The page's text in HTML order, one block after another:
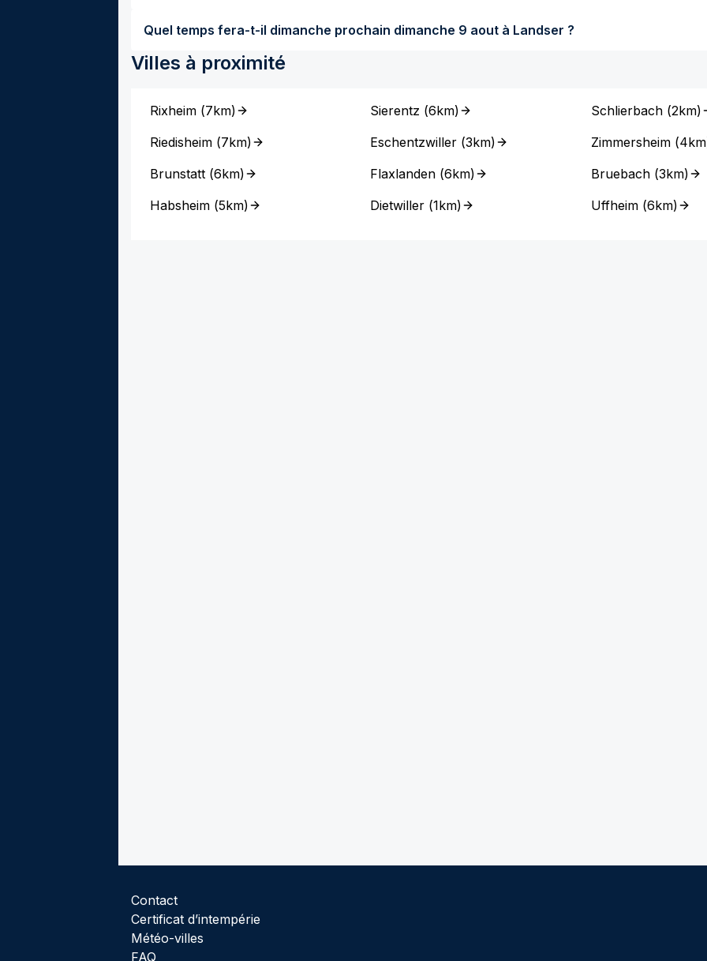
Quel temps fera-t-il dimanche prochain dimanche 9 aout à Landser ?
Villes à proximité
Rixheim (7km)
Riedisheim (7km)
Brunstatt (6km)
Habsheim (5km)
Sierentz (6km)
Eschentzwiller (3km)
Flaxlanden (6km)
Dietwiller (1km)
Schlierbach(2km)
Zimmersheim(4km
Bruebach(3km)
Uffheim(6km)
Contact
Certificat d’intempérie
Météo-villes
FAQ